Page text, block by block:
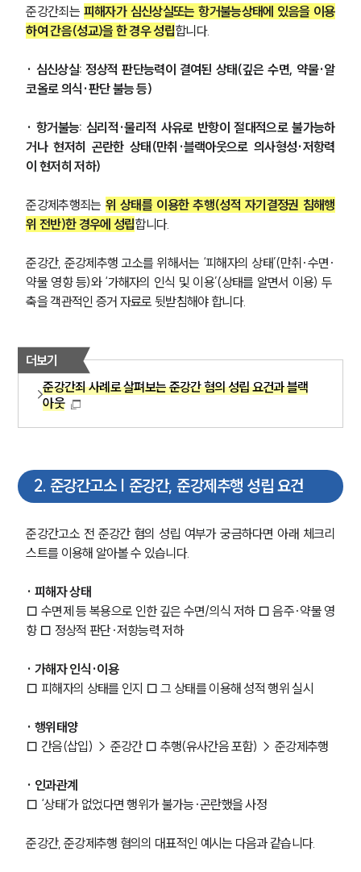
준강간죄는 피해자가 심신상실또는 항거불능상태에 있음을 이용
하여 간음(성교)을 한 경우 성립합니다.
· 심신상실: 정상적 판단능력이 결여된 상태(깊은 수면, 약물·알
코올로 의식·판단 불능 등)
· 항거불능: 심리적·물리적 사유로 반항이 절대적으로 불가능하
거나 현저히 곤란한 상태(만취·블랙아웃으로 의사형성·저항력
이 현저히 저하)
준강제추행죄는 위 상태를 이용한 추행(성적 자기결정권 침해행
위 전반)한 경우에 성립합니다.
준강간, 준강제추행 고소를 위해서는 ‘피해자의 상태’(만취·수면·
약물 영향 등)와 ‘가해자의 인식 및 이용’(상태를 알면서 이용) 두
축을 객관적인 증거 자료로 뒷받침해야 합니다.
더보기
준강간죄 사례로 살펴보는 준강간 혐의 성립 요건과 블랙
아웃
2. 준강간고소 | 준강간, 준강제추행 성립 요건
준강간고소 전 준강간 혐의 성립 여부가 궁금하다면 아래 체크리
스트를 이용해 알아볼 수 있습니다.
· 피해자 상태
□ 수면제 등 복용으로 인한 깊은 수면/의식 저하 □ 음주·약물 영
향 □ 정상적 판단·저항능력 저하
· 가해자 인식·이용
□ 피해자의 상태를 인지 □ 그 상태를 이용해 성적 행위 실시
· 행위태양
□ 간음(삽입) → 준강간 □ 추행(유사간음 포함) → 준강제추행
· 인과관계
□ ‘상태’가 없었다면 행위가 불가능·곤란했을 사정
준강간, 준강제추행 혐의의 대표적인 예시는 다음과 같습니다.